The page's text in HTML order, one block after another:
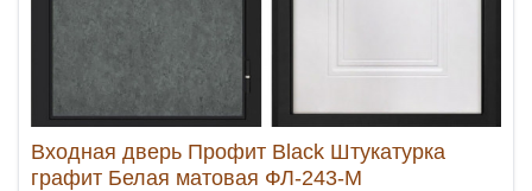
Входная дверь Профит Black Штукатурка
графит Белая матовая ФЛ-243-М